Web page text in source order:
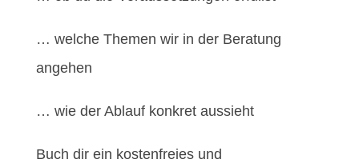
… welche Themen wir in der Beratung
angehen
… wie der Ablauf konkret aussieht
Buch dir ein kostenfreies und